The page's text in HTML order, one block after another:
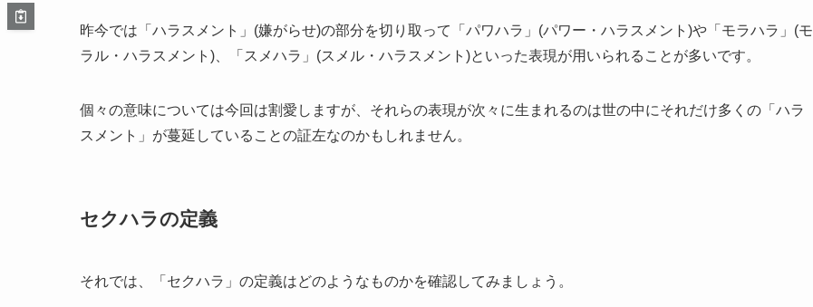
昨今では「ハラスメント」(嫌がらせ)の部分を切り取って「パワハラ」(パワー・ハラスメント)や「モラハラ」(モ
ラル・ハラスメント)、「スメハラ」(スメル・ハラスメント)といった表現が用いられることが多いです。
個々の意味については今回は割愛しますが、それらの表現が次々に生まれるのは世の中にそれだけ多くの「ハラ
スメント」が蔓延していることの証左なのかもしれません。
セクハラの定義
それでは、「セクハラ」の定義はどのようなものかを確認してみましょう。